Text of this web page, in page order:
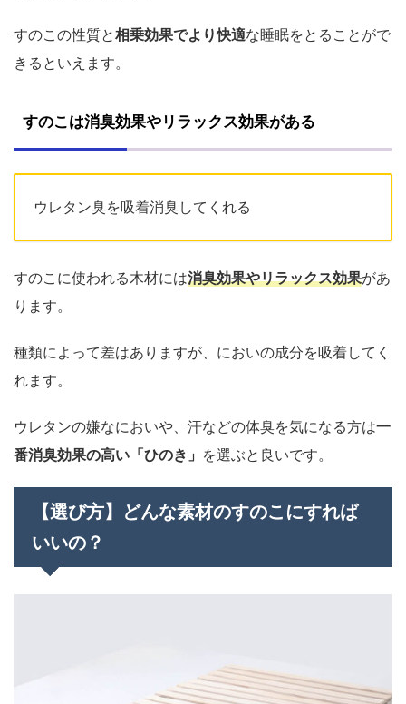
すのこの性質と相乗効果でより快適な睡眠をとることがで
きるといえます。
すのこは消臭効果やリラックス効果がある
ウレタン臭を吸着消臭してくれる
すのこに使われる木材には消臭効果やリラックス効果があ
ります。
種類によって差はありますが、においの成分を吸着してく
れます。
ウレタンの嫌なにおいや、汗などの体臭を気になる方は一
番消臭効果の高い「ひのき」 を選ぶと良いです。
【選び方】どんな素材のすのこにすれば
いいの？